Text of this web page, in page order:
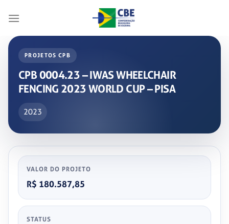
PROJETOS CPB
CPB 0004.23 – IWAS WHEELCHAIR
FENCING 2023 WORLD CUP – PISA
2023
VALOR DO PROJETO
R$ 180.587,85
STATUS